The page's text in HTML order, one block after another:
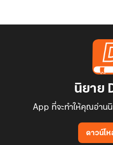
นิยาย
App ที่จะทำให้คุณอ่าน
ดาวน์โ